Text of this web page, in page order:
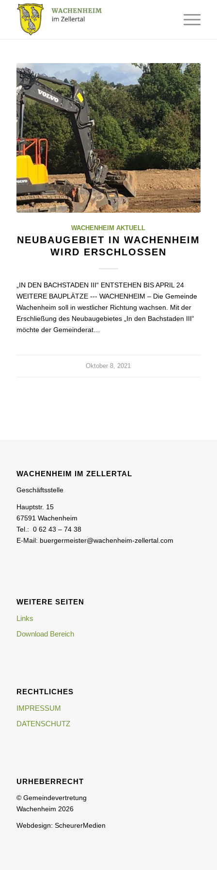
WACHENHEIM AKTUELL
NEUBAUGEBIET IN WACHENHEIM
WIRD ERSCHLOSSEN
„IN DEN BACHSTADEN III“ ENTSTEHEN BIS APRIL 24
WEITERE BAUPLÄTZE --- WACHENHEIM – Die Gemeinde
Wachenheim soll in westlicher Richtung wachsen. Mit der
Erschließung des Neubaugebietes „In den Bachstaden III“
möchte der Gemeinderat…
Oktober 8, 2021
WACHENHEIM IM ZELLERTAL
Geschäftsstelle
Hauptstr. 15
67591 Wachenheim
Tel.: 0 62 43 – 74 38
E-Mail: buergermeister@wachenheim-zellertal.com
WEITERE SEITEN
Links
Download Bereich
RECHTLICHES
IMPRESSUM
DATENSCHUTZ
URHEBERRECHT
© Gemeindevertretung
Wachenheim 2026
Webdesign: ScheurerMedien